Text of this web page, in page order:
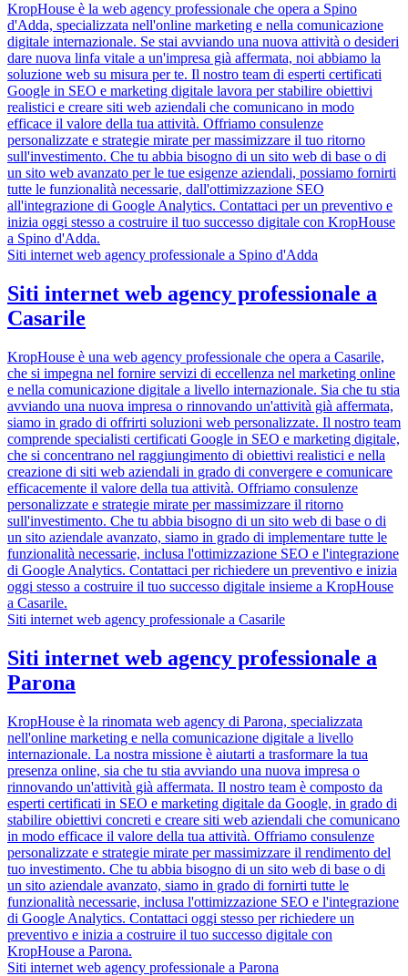
KropHouse è la web agency professionale che opera a Spino
d'Adda, specializzata nell'online marketing e nella comunicazione
digitale internazionale. Se stai avviando una nuova attività o desideri
dare nuova linfa vitale a un'impresa già affermata, noi abbiamo la
soluzione web su misura per te. Il nostro team di esperti certificati
Google in SEO e marketing digitale lavora per stabilire obiettivi
realistici e creare siti web aziendali che comunicano in modo
efficace il valore della tua attività. Offriamo consulenze
personalizzate e strategie mirate per massimizzare il tuo ritorno
sull'investimento. Che tu abbia bisogno di un sito web di base o di
un sito web avanzato per le tue esigenze aziendali, possiamo fornirti
tutte le funzionalità necessarie, dall'ottimizzazione SEO
all'integrazione di Google Analytics. Contattaci per un preventivo e
inizia oggi stesso a costruire il tuo successo digitale con KropHouse
a Spino d'Adda.
Siti internet web agency professionale a Spino d'Adda
Siti internet web agency professionale a
Casarile
KropHouse è una web agency professionale che opera a Casarile,
che si impegna nel fornire servizi di eccellenza nel marketing online
e nella comunicazione digitale a livello internazionale. Sia che tu stia
avviando una nuova impresa o rinnovando un'attività già affermata,
siamo in grado di offrirti soluzioni web personalizzate. Il nostro team
comprende specialisti certificati Google in SEO e marketing digitale,
che si concentrano nel raggiungimento di obiettivi realistici e nella
creazione di siti web aziendali in grado di convergere e comunicare
efficacemente il valore della tua attività. Offriamo consulenze
personalizzate e strategie mirate per massimizzare il ritorno
sull'investimento. Che tu abbia bisogno di un sito web di base o di
un sito aziendale avanzato, siamo in grado di implementare tutte le
funzionalità necessarie, inclusa l'ottimizzazione SEO e l'integrazione
di Google Analytics. Contattaci per richiedere un preventivo e inizia
oggi stesso a costruire il tuo successo digitale insieme a KropHouse
a Casarile.
Siti internet web agency professionale a Casarile
Siti internet web agency professionale a
Parona
KropHouse è la rinomata web agency di Parona, specializzata
nell'online marketing e nella comunicazione digitale a livello
internazionale. La nostra missione è aiutarti a trasformare la tua
presenza online, sia che tu stia avviando una nuova impresa o
rinnovando un'attività già affermata. Il nostro team è composto da
esperti certificati in SEO e marketing digitale da Google, in grado di
stabilire obiettivi concreti e creare siti web aziendali che comunicano
in modo efficace il valore della tua attività. Offriamo consulenze
personalizzate e strategie mirate per massimizzare il rendimento del
tuo investimento. Che tu abbia bisogno di un sito web di base o di
un sito aziendale avanzato, siamo in grado di fornirti tutte le
funzionalità necessarie, inclusa l'ottimizzazione SEO e l'integrazione
di Google Analytics. Contattaci oggi stesso per richiedere un
preventivo e inizia a costruire il tuo successo digitale con
KropHouse a Parona.
Siti internet web agency professionale a Parona